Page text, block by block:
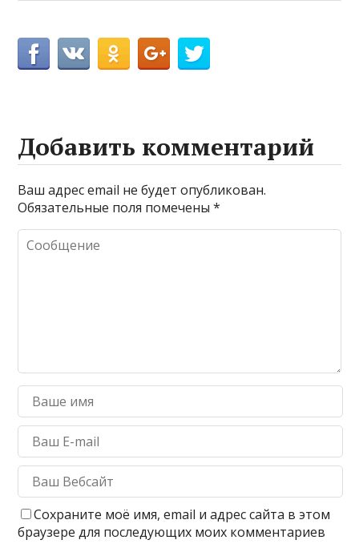
Добавить комментарий
Ваш адрес email не будет опубликован.
Обязательные поля помечены*
Сохраните моё имя, email и адрес сайта в этом
браузере для последующих моих комментариев